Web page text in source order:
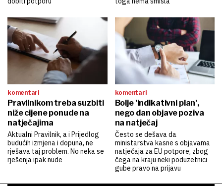
komentari
Pravilnikom treba suzbiti
niže cijene ponude na
natječajima
Aktualni Pravilnik, a i Prijedlog
budućih izmjena i dopuna, ne
rješava taj problem. No neka se
rješenja ipak nude
komentari
Bolje 'indikativni plan',
nego dan objave poziva
na natječaj
Često se dešava da
ministarstva kasne s objavama
natječaja za EU potpore, zbog
čega na kraju neki poduzetnici
gube pravo na prijavu